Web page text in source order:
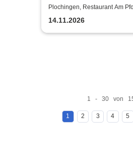
Plochingen, Restaurant Am
14.11.2026
1 - 30 von
1 2 3 4 5